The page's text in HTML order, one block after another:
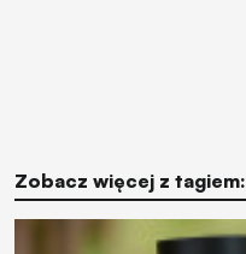
Zobacz więcej z tagiem: